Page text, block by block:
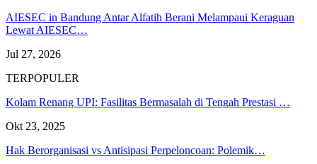
AIESEC in Bandung Antar Alfatih Berani Melampaui Keraguan
Lewat AIESEC…
Jul 27, 2026
TERPOPULER
Kolam Renang UPI: Fasilitas Bermasalah di Tengah Prestasi …
Okt 23, 2025
Hak Berorganisasi vs Antisipasi Perpeloncoan: Polemik…